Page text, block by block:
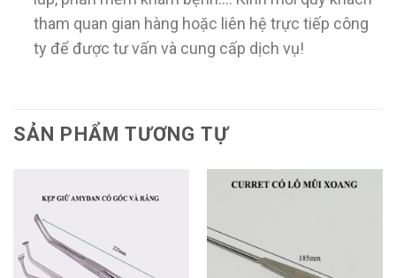
tham quan gian hàng hoặc liên hệ trực tiếp công
ty để được tư vấn và cung cấp dịch vụ!
SẢN PHẨM TƯƠNG TỰ